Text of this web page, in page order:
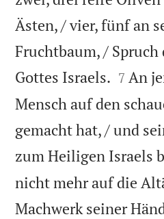
Ästen, / vier, fünf an
Fruchtbaum, / Spruch
Gottes Israels. 

7 An
Mensch auf den
gemacht hat, / und
zum Heiligen Israels
nicht mehr auf die
Machwerk seiner